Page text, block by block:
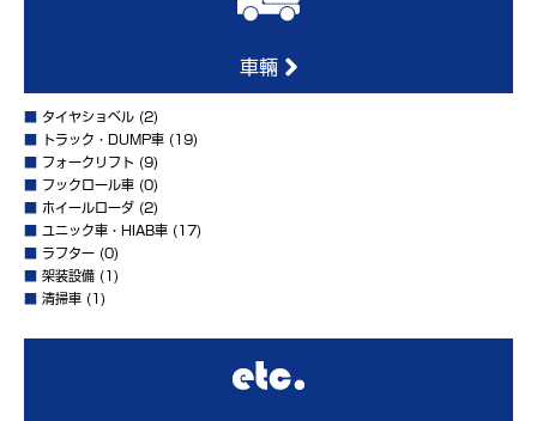
車輛
タイヤショベル (2)
トラック・DUMP車 (19)
フォークリフト (9)
フックロール車 (0)
ホイールローダ (2)
ユニック車・HIAB車 (17)
ラフター (0)
架装設備 (1)
清掃車 (1)